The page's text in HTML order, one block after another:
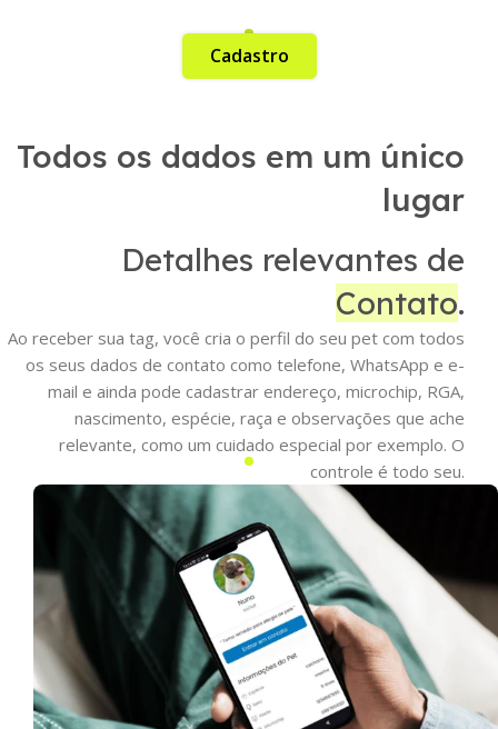
Cadastro
Todos os dados em um único
lugar
Detalhes relevantes de
Contato.
Ao receber sua tag, você cria o perfil do seu pet com todos
os seus dados de contato como telefone, WhatsApp e e-
mail e ainda pode cadastrar endereço, microchip, RGA,
nascimento, espécie, raça e observações que ache
relevante, como um cuidado especial por exemplo. O
controle é todo seu.